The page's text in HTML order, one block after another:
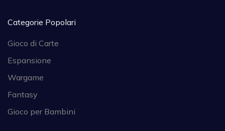
Categorie Popolari
Gioco di Carte
Espansione
Wargame
Fantasy
Gioco per Bambini